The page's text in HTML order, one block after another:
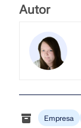
Autor
Empresa